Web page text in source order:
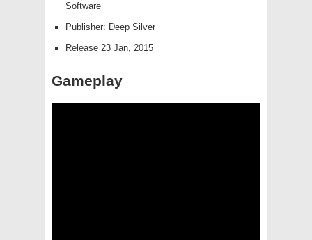
Software
Publisher: Deep Silver
Release 23 Jan, 2015
Gameplay